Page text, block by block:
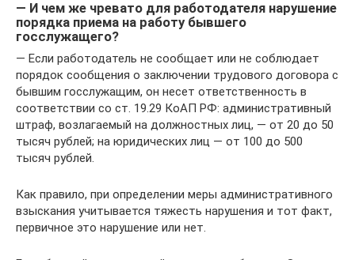
— И чем же чревато для работодателя нарушение
порядка приема на работу бывшего
госслужащего?
— Если работодатель не сообщает или не соблюдает
порядок сообщения о заключении трудового договора с
бывшим госслужащим, он несет ответственность в
соответствии со ст. 19.29 КоАП РФ: административный
штраф, возлагаемый на должностных лиц, — от 20 до 50
тысяч рублей; на юридических лиц — от 100 до 500
тысяч рублей.
Как правило, при определении меры административного
взыскания учитывается тяжесть нарушения и тот факт,
первичное это нарушение или нет.